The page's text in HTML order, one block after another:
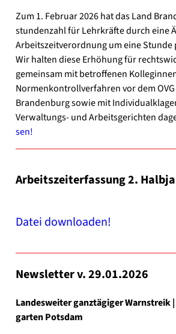
Zum 1. Febru­ar 2026 hat das Land
stun­den­zahl für Lehr­kräf­te durch eine
Arbeits­zeit­ver­ord­nung um eine Stun­de
Wir hal­ten die­se Erhö­hung für
gemein­sam mit betrof­fe­nen
Nor­men­kon­troll­ver­fah­ren vor dem
Brandenburg sowie mit
Verwaltungs- und Arbeits­ge­rich­ten
sen!
Arbeits­zeit­er­fas­sung 2.
Datei down­loa­den!
News­let­ter v. 29.01.2026
Lan­des­wei­ter ganz­tä­gi­ger Warn­streik
gar­ten Pots­dam